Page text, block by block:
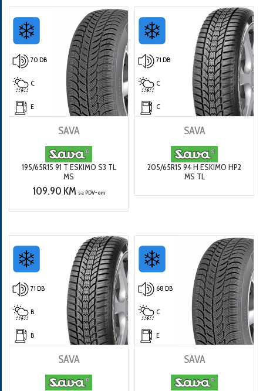
70 DB
C
E
SAVA
195/65R15 91 T ESKIMO S3 TL
MS
109.90 KM sa PDV-om
71 DB
C
C
SAVA
205/65R15 94 H ESKIMO HP2
MS TL
71 DB
B
B
SAVA
68 DB
C
E
SAVA